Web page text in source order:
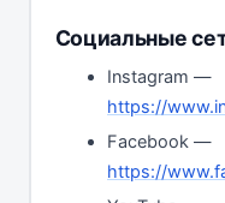
Социальные
Instagram —
https://
Facebook —
https://